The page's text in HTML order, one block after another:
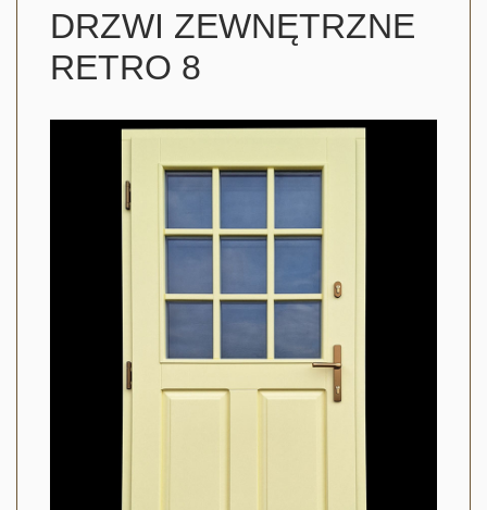
DRZWI ZEWNĘTRZNE
RETRO 8